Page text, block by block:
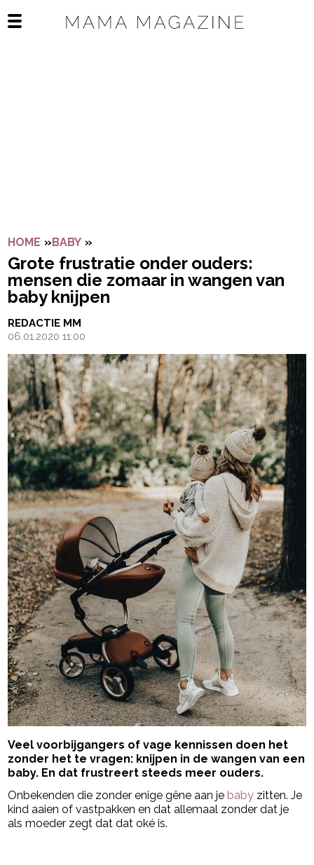
Open het mobiele menu
HOME »BABY »
Grote frustratie onder ouders:
mensen die zomaar in wangen van
baby knijpen
REDACTIE MM
06.01.2020 11:00
Veel voorbijgangers of vage kennissen doen het
zonder het te vragen: knijpen in de wangen van een
baby. En dat frustreert steeds meer ouders.
Onbekenden die zonder enige gêne aan je baby zitten. Je
kind aaien of vastpakken en dat allemaal zonder dat je
als moeder zegt dat dat oké is.